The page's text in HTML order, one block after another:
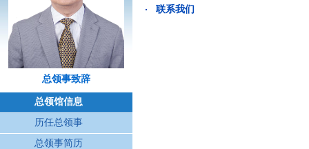
总领事致辞
总领馆信息
历任总领事
总领事简历
联系我们